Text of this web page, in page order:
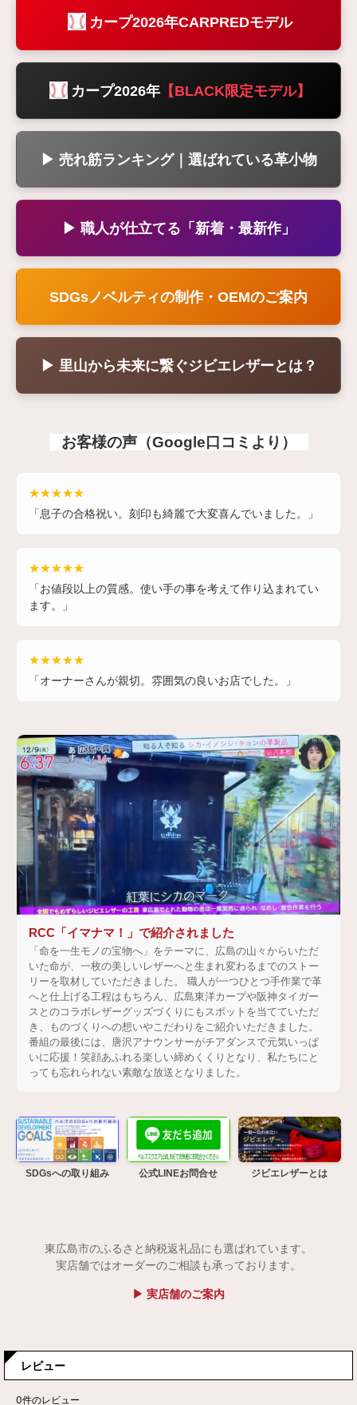
カープ2026年CARPREDモデル
カープ2026年【BLACK限定モデル】
▶ 売れ筋ランキング｜選ばれている革小物
▶ 職人が仕立てる「新着・最新作」
SDGsノベルティの制作・OEMのご案内
▶ 里山から未来に繋ぐジビエレザーとは？
お客様の声（Google口コミより）
★★★★★
「息子の合格祝い。刻印も綺麗で大変喜んでいました。」
★★★★★
「お値段以上の質感。使い手の事を考えて作り込まれてい
ます。」
★★★★★
「オーナーさんが親切。雰囲気の良いお店でした。」
RCC「イマナマ！」で紹介されました
「命を一生モノの宝物へ」をテーマに、広島の山々からいただ
いた命が、一枚の美しいレザーへと生まれ変わるまでのストー
リーを取材していただきました。 職人が一つひとつ手作業で革
へと仕上げる工程はもちろん、広島東洋カープや阪神タイガー
スとのコラボレザーグッズづくりにもスポットを当てていただ
き、ものづくりへの想いやこだわりをご紹介いただきました。
番組の最後には、唐沢アナウンサーがチアダンスで元気いっぱ
いに応援！笑顔あふれる楽しい締めくくりとなり、私たちにと
っても忘れられない素敵な放送となりました。
SDGsへの取り組み 公式LINEお問合せ ジビエレザーとは
東広島市のふるさと納税返礼品にも選ばれています。
実店舗ではオーダーのご相談も承っております。
▶ 実店舗のご案内
レビュー
0件のレビュー